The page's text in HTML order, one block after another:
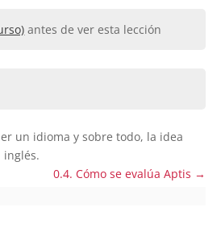
antes de ver esta lección
un idioma y sobre todo, la idea
0.4. Cómo se evalúa Aptis